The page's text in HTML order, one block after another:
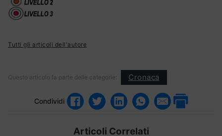
Tutti gli articoli dell'autore
Questo articolo fa parte delle categorie: Cronaca
Condividi
Articoli Correlati